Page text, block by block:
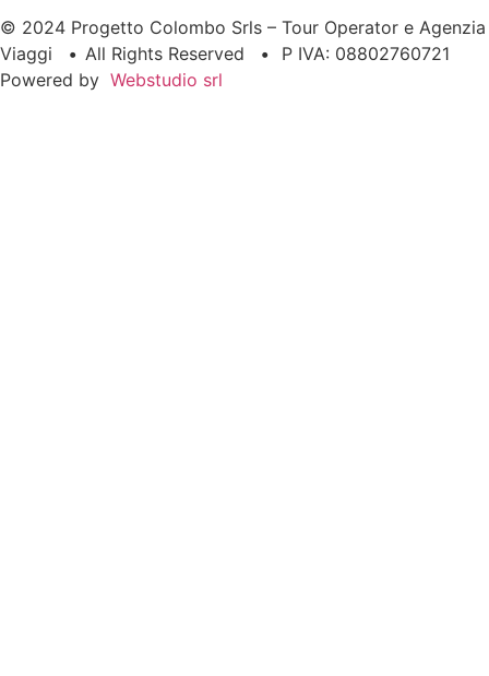
© 2024 Progetto Colombo Srls – Tour Operator e Agenzia
Viaggi • All Rights Reserved • P IVA: 08802760721
Powered by Webstudio srl